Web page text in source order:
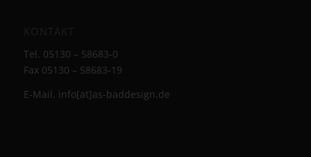
Tel. 05130 – 58683-0
Fax 05130 – 58683-19
E-Mail. info[at]as-baddesign.de